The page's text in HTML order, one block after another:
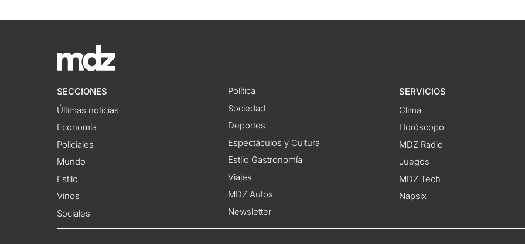
SECCIONES
Últimas noticias
Economía
Policiales
Mundo
Estilo
Vinos
Sociales
Política
Sociedad
Deportes
Espectáculos y Cultura
Estilo Gastronomía
Viajes
MDZ Autos
Newsletter
SERVICIOS
Clima
Horóscopo
MDZ Radio
Juegos
MDZ Tech
Napsix